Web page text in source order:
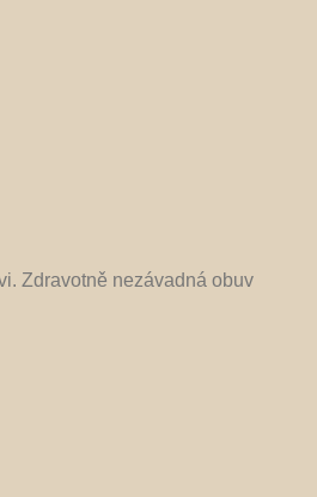
Zdravotně nezávadná obuv